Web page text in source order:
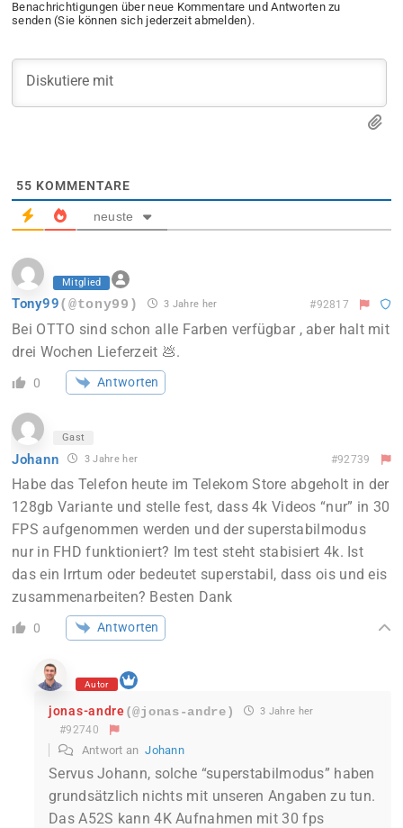
Benachrichtigungen über neue Kommentare und Antworten zu
senden (Sie können sich jederzeit abmelden).
55 KOMMENTARE
neuste
Mitglied
Tony99(@tony99) 3 Jahre her #92817
Bei OTTO sind schon alle Farben verfügbar , aber halt mit
drei Wochen Lieferzeit 💩.
0 Antworten
Gast
Johann 3 Jahre her #92739
Habe das Telefon heute im Telekom Store abgeholt in der
128gb Variante und stelle fest, dass 4k Videos “nur” in 30
FPS aufgenommen werden und der superstabilmodus
nur in FHD funktioniert? Im test steht stabisiert 4k. Ist
das ein Irrtum oder bedeutet superstabil, dass ois und eis
zusammenarbeiten? Besten Dank
0 Antworten
Autor
jonas-andre(@jonas-andre) 3 Jahre her
#92740
Antwort anJohann
Servus Johann, solche “superstabilmodus” haben
grundsätzlich nichts mit unseren Angaben zu tun.
Das A52S kann 4K Aufnahmen mit 30 fps